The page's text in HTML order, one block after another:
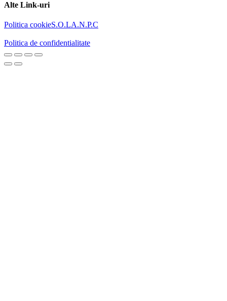
Alte Link-uri
Politica cookieS.O.LA.N.P.C
Politica de confidentialitate